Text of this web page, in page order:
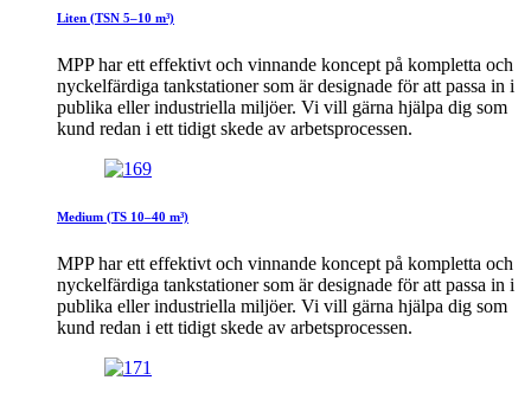
Liten (TSN 5–10 m³)
MPP har ett effektivt och vinnande koncept på kompletta och
nyckelfärdiga tankstationer som är designade för att passa in i
publika eller industriella miljöer. Vi vill gärna hjälpa dig som
kund redan i ett tidigt skede av arbetsprocessen.
Medium (TS 10–40 m³)
MPP har ett effektivt och vinnande koncept på kompletta och
nyckelfärdiga tankstationer som är designade för att passa in i
publika eller industriella miljöer. Vi vill gärna hjälpa dig som
kund redan i ett tidigt skede av arbetsprocessen.